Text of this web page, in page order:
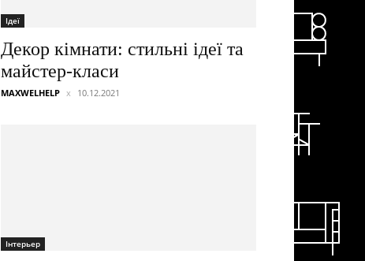
Ідеї
Декор кімнати: стильні ідеї та
майстер-класи
MAXWELHELP 10.12.2021
Інтерьер